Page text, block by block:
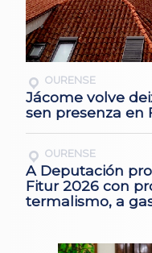
OURENSE
Jácome volve
sen presenza en
OURENSE
A Deputación
Fitur 2026 con
termalismo, a